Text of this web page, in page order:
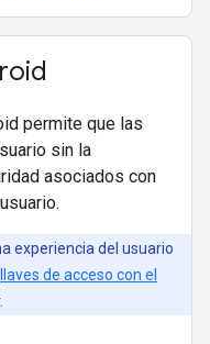
permite que las
sin la
asociados con
experiencia del usuario
llaves de acceso con el